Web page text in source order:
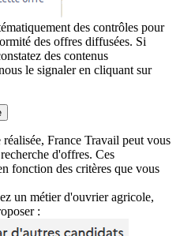
des contrôles pour
des offres diffusées. Si
des contenus
le signaler en cliquant sur
France Travail peut vous
d'offres. Ces
fonction des critères que vous
un métier d'ouvrier agricole,
: